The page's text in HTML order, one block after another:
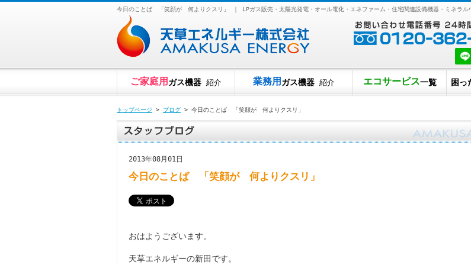
今日のことば 「笑顔が 何よりクスリ」 ｜ LPガス販売・太陽光発電・オール電化・エネファーム・住宅関連設備機器・ミネラル
ご家庭用 ガス機器 紹介 業務用 ガス機器 紹介 エコサービス一覧 困っ
トップページ > ブログ > 今日のことば 「笑顔が 何よりクスリ」
2013年08月01日
今日のことば 「笑顔が 何よりクスリ」
おはようございます。
天草エネルギーの新田です。